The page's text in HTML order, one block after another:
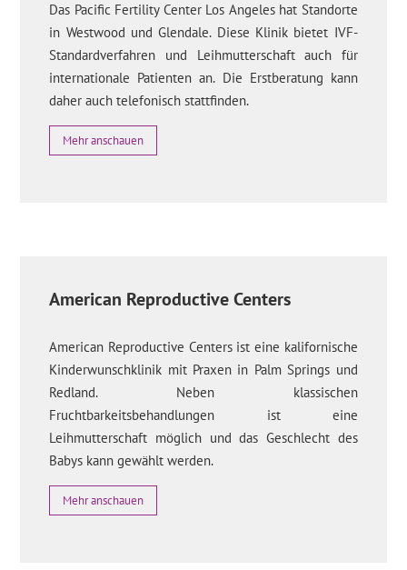
Das Pacific Fertility Center Los Angeles hat Standorte
in Westwood und Glendale. Diese Klinik bietet IVF-
Standardverfahren und Leihmutterschaft auch für
internationale Patienten an. Die Erstberatung kann
daher auch telefonisch stattfinden.
Mehr anschauen
American Reproductive Centers
American Reproductive Centers ist eine kalifornische
Kinderwunschklinik mit Praxen in Palm Springs und
Redland. Neben klassischen
Fruchtbarkeitsbehandlungen ist eine
Leihmutterschaft möglich und das Geschlecht des
Babys kann gewählt werden.
Mehr anschauen